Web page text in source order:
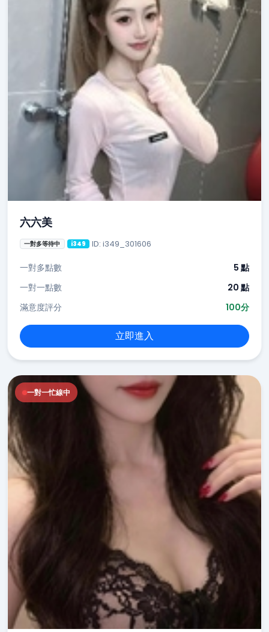
六六美
一對多等待中 i349 ID: i349_301606
一對多點數
5 點
一對一點數
20 點
滿意度評分
100分
立即進入
一對一忙線中